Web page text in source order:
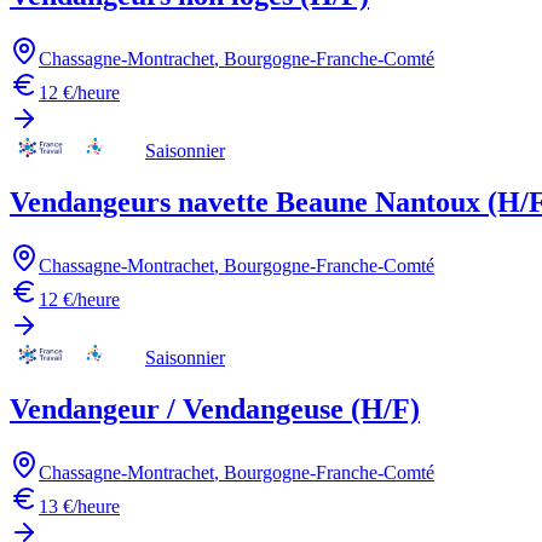
Chassagne-Montrachet, Bourgogne-Franche-Comté
12 €/heure
Saisonnier
Vendangeurs navette Beaune Nantoux (H/
Chassagne-Montrachet, Bourgogne-Franche-Comté
12 €/heure
Saisonnier
Vendangeur / Vendangeuse (H/F)
Chassagne-Montrachet, Bourgogne-Franche-Comté
13 €/heure